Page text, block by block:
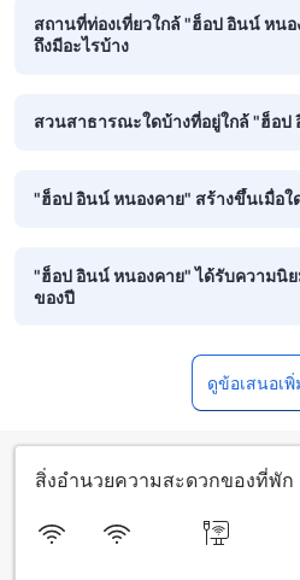
สถานที่ท่องเที่ยวใกล้ "ฮ็อป อินน์ หน
ถึงมีอะไรบ้าง
สวนสาธารณะใดบ้างที่อยู่ใกล้ "ฮ็อป
"ฮ็อป อินน์ หนองคาย" สร้างขึ้นเมื่อใ
"ฮ็อป อินน์ หนองคาย" ได้รับความนิ
ของปี
ดูข้อเสนอเพิ่
สิ่งอำนวยความสะดวกของที่พัก